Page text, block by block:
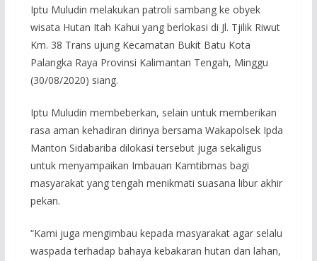
Iptu Muludin melakukan patroli sambang ke obyek
wisata Hutan Itah Kahui yang berlokasi di Jl. Tjilik Riwut
Km. 38 Trans ujung Kecamatan Bukit Batu Kota
Palangka Raya Provinsi Kalimantan Tengah, Minggu
(30/08/2020) siang.
Iptu Muludin membeberkan, selain untuk memberikan
rasa aman kehadiran dirinya bersama Wakapolsek Ipda
Manton Sidabariba dilokasi tersebut juga sekaligus
untuk menyampaikan Imbauan Kamtibmas bagi
masyarakat yang tengah menikmati suasana libur akhir
pekan.
“Kami juga mengimbau kepada masyarakat agar selalu
waspada terhadap bahaya kebakaran hutan dan lahan,